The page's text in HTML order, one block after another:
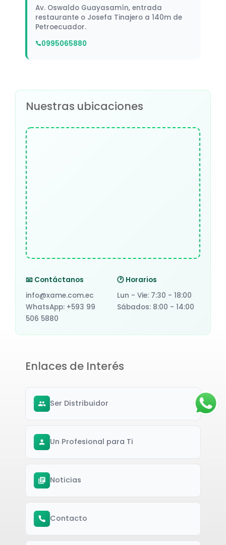
Av. Oswaldo Guayasamín, entrada
restaurante o Josefa Tinajero a 140m de
Petroecuador.
0995065880
Nuestras ubicaciones
📧 Contáctanos
info@xame.com.ec
WhatsApp: +593 99
506 5880
🕐 Horarios
Lun - Vie: 7:30 - 18:00
Sábados: 8:00 - 14:00
Enlaces de Interés
Ser Distribuidor
Un Profesional para Ti
Noticias
Contacto